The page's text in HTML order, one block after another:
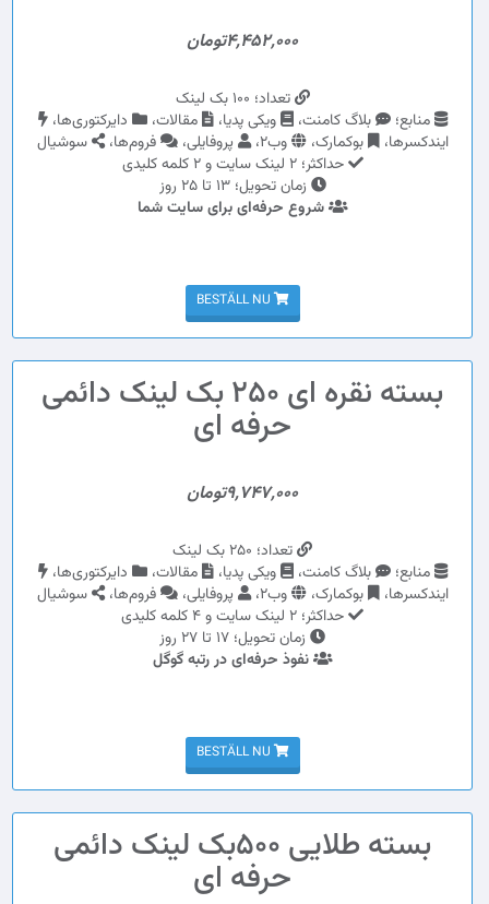
4,452,000تومان
تعداد؛ 100 بک لینک
منابع؛
بلاگ کامنت، ویکی پدیا، مقالات،
دایرکتوری‌ها،
ایندکسرها،
بوکمارک، وب2، پروفایلی، فروم‌ها،
سوشیال
حداکثر؛ 2 لینک سایت و 2 کلمه کلیدی
زمان تحویل؛ 13 تا 25 روز
شروع حرفه‌ای برای سایت شما
BESTÄLL NU
بسته نقره ای 250 بک لینک دائمی
حرفه ای
9,747,000تومان
تعداد؛ 250 بک لینک
منابع؛
بلاگ کامنت، ویکی پدیا، مقالات،
دایرکتوری‌ها،
ایندکسرها،
بوکمارک، وب2، پروفایلی، فروم‌ها،
سوشیال
حداکثر؛ 2 لینک سایت و 4 کلمه کلیدی
زمان تحویل؛ 17 تا 27 روز
نفوذ حرفه‌ای در رتبه گوگل
BESTÄLL NU
بسته طلایی 500بک لینک دائمی
حرفه ای